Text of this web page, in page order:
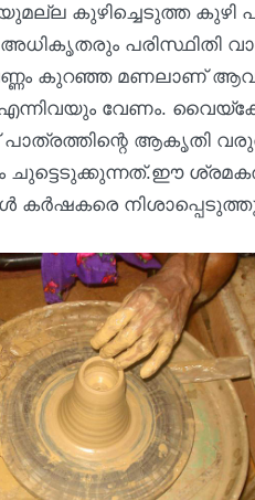
കുഴിച്ചെടുത്ത കുഴി
പരിസ്ഥിതി
കുറഞ്ഞ മണലാണ്
വേണം.
പാത്രത്തിന്റെ ആകൃതി
കർഷകരെ